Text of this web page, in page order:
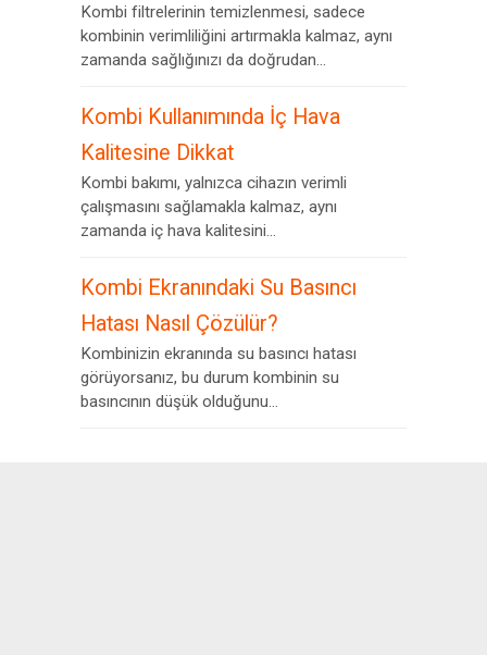
Kombi filtrelerinin temizlenmesi, sadece
kombinin verimliliğini artırmakla kalmaz, aynı
zamanda sağlığınızı da doğrudan...
Kombi Kullanımında İç Hava
Kalitesine Dikkat
Kombi bakımı, yalnızca cihazın verimli
çalışmasını sağlamakla kalmaz, aynı
zamanda iç hava kalitesini...
Kombi Ekranındaki Su Basıncı
Hatası Nasıl Çözülür?
Kombinizin ekranında su basıncı hatası
görüyorsanız, bu durum kombinin su
basıncının düşük olduğunu...